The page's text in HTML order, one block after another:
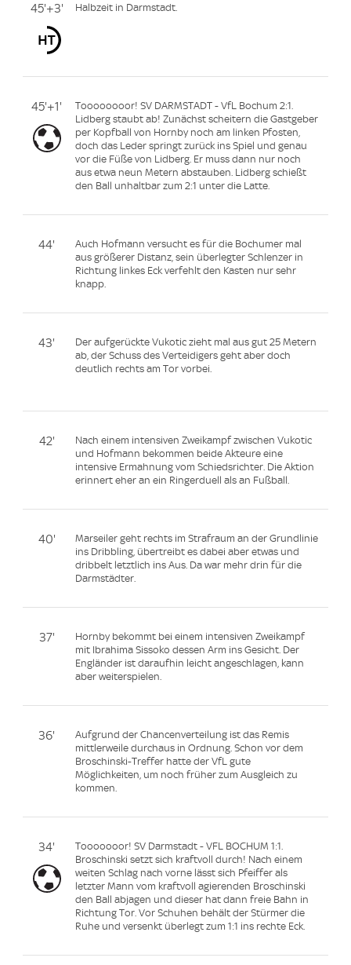
45'+3' Halbzeit in Darmstadt.
45'+1'
Toooooooor! SV DARMSTADT - VfL Bochum 2:1.
Lidberg staubt ab! Zunächst scheitern die Gastgeber
per Kopfball von Hornby noch am linken Pfosten,
doch das Leder springt zurück ins Spiel und genau
vor die Füße von Lidberg. Er muss dann nur noch
aus etwa neun Metern abstauben. Lidberg schießt
den Ball unhaltbar zum 2:1 unter die Latte.
44'
Auch Hofmann versucht es für die Bochumer mal
aus größerer Distanz, sein überlegter Schlenzer in
Richtung linkes Eck verfehlt den Kasten nur sehr
knapp.
43'
Der aufgerückte Vukotic zieht mal aus gut 25 Metern
ab, der Schuss des Verteidigers geht aber doch
deutlich rechts am Tor vorbei.
42'
Nach einem intensiven Zweikampf zwischen Vukotic
und Hofmann bekommen beide Akteure eine
intensive Ermahnung vom Schiedsrichter. Die Aktion
erinnert eher an ein Ringerduell als an Fußball.
40'
Marseiler geht rechts im Strafraum an der Grundlinie
ins Dribbling, übertreibt es dabei aber etwas und
dribbelt letztlich ins Aus. Da war mehr drin für die
Darmstädter.
37'
Hornby bekommt bei einem intensiven Zweikampf
mit Ibrahima Sissoko dessen Arm ins Gesicht. Der
Engländer ist daraufhin leicht angeschlagen, kann
aber weiterspielen.
36'
Aufgrund der Chancenverteilung ist das Remis
mittlerweile durchaus in Ordnung. Schon vor dem
Broschinski-Treffer hatte der VfL gute
Möglichkeiten, um noch früher zum Ausgleich zu
kommen.
34'
Tooooooor! SV Darmstadt - VFL BOCHUM 1:1.
Broschinski setzt sich kraftvoll durch! Nach einem
weiten Schlag nach vorne lässt sich Pfeiffer als
letzter Mann vom kraftvoll agierenden Broschinski
den Ball abjagen und dieser hat dann freie Bahn in
Richtung Tor. Vor Schuhen behält der Stürmer die
Ruhe und versenkt überlegt zum 1:1 ins rechte Eck.